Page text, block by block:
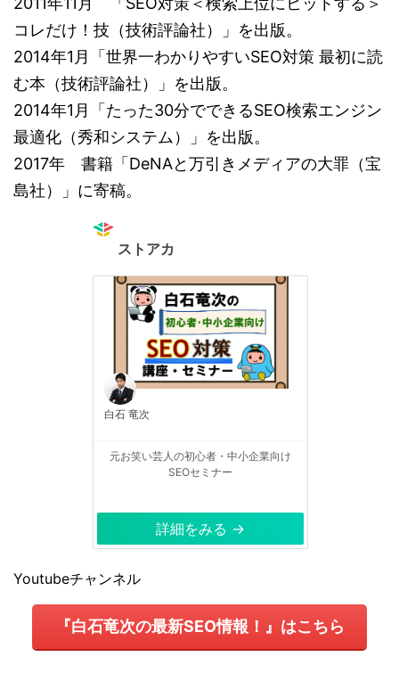
コレだけ！技（技術評論社）」を出版。
2014年1月「世界一わかりやすいSEO対策 最初に読
む本（技術評論社）」を出版。
2014年1月「たった30分でできるSEO検索エンジン
最適化（秀和システム）」を出版。
2017年 書籍「DeNAと万引きメディアの大罪（宝
島社）」に寄稿。
ストアカ
白石 竜次
元お笑い芸人の初心者・中小企業向け
SEOセミナー
詳細をみる →
Youtubeチャンネル
『白石竜次の最新SEO情報！』はこちら